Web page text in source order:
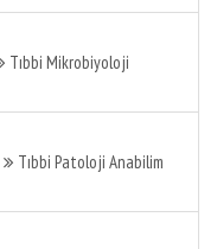
Tıbbi Mikrobiyoloji
Tıbbi Patoloji Anabilim